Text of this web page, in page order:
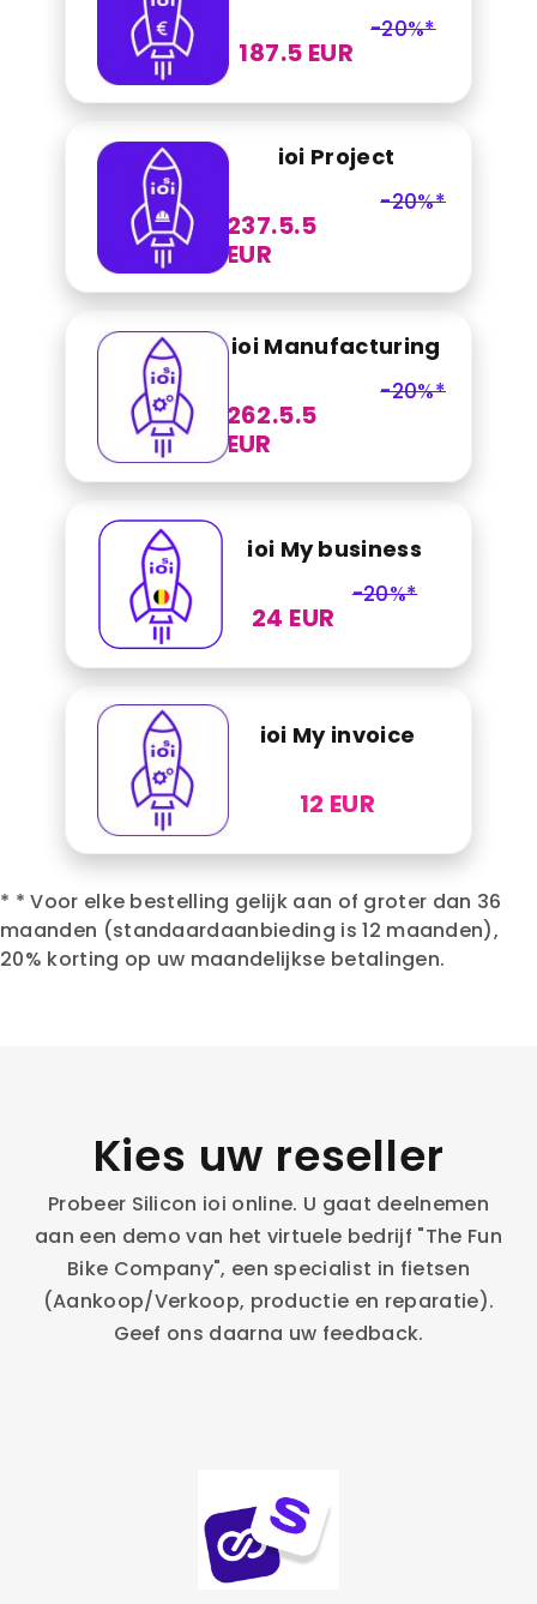
* * Voor elke bestelling gelijk aan of groter dan 36
maanden (standaardaanbieding is 12 maanden),
20% korting op uw maandelijkse betalingen.
187.5 EUR
-20%*
ioi Project
237.5.5
EUR
-20%*
ioi Manufacturing
262.5.5
EUR
-20%*
ioi My business
24 EUR
-20%*
ioi My invoice
12 EUR
Kies uw reseller
Probeer Silicon ioi online. U gaat deelnemen
aan een demo van het virtuele bedrijf "The Fun
Bike Company", een specialist in fietsen
(Aankoop/Verkoop, productie en reparatie).
Geef ons daarna uw feedback.